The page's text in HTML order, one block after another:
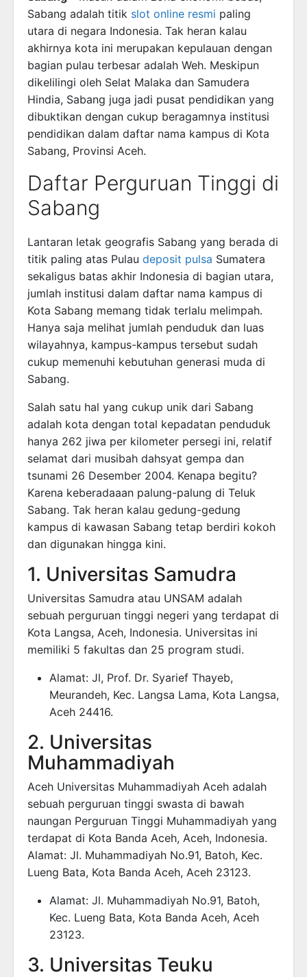
Sabang adalah titik slot online resmi paling
utara di negara Indonesia. Tak heran kalau
akhirnya kota ini merupakan kepulauan dengan
bagian pulau terbesar adalah Weh. Meskipun
dikelilingi oleh Selat Malaka dan Samudera
Hindia, Sabang juga jadi pusat pendidikan yang
dibuktikan dengan cukup beragamnya institusi
pendidikan dalam daftar nama kampus di Kota
Sabang, Provinsi Aceh.
Daftar Perguruan Tinggi di
Sabang
Lantaran letak geografis Sabang yang berada di
titik paling atas Pulau deposit pulsa Sumatera
sekaligus batas akhir Indonesia di bagian utara,
jumlah institusi dalam daftar nama kampus di
Kota Sabang memang tidak terlalu melimpah.
Hanya saja melihat jumlah penduduk dan luas
wilayahnya, kampus-kampus tersebut sudah
cukup memenuhi kebutuhan generasi muda di
Sabang.
Salah satu hal yang cukup unik dari Sabang
adalah kota dengan total kepadatan penduduk
hanya 262 jiwa per kilometer persegi ini, relatif
selamat dari musibah dahsyat gempa dan
tsunami 26 Desember 2004. Kenapa begitu?
Karena keberadaaan palung-palung di Teluk
Sabang. Tak heran kalau gedung-gedung
kampus di kawasan Sabang tetap berdiri kokoh
dan digunakan hingga kini.
1. Universitas Samudra
Universitas Samudra atau UNSAM adalah
sebuah perguruan tinggi negeri yang terdapat di
Kota Langsa, Aceh, Indonesia. Universitas ini
memiliki 5 fakultas dan 25 program studi.
Alamat: Jl, Prof. Dr. Syarief Thayeb,
Meurandeh, Kec. Langsa Lama, Kota Langsa,
Aceh 24416.
2. Universitas
Muhammadiyah
Aceh Universitas Muhammadiyah Aceh adalah
sebuah perguruan tinggi swasta di bawah
naungan Perguruan Tinggi Muhammadiyah yang
terdapat di Kota Banda Aceh, Aceh, Indonesia.
Alamat: Jl. Muhammadiyah No.91, Batoh, Kec.
Lueng Bata, Kota Banda Aceh, Aceh 23123.
Alamat: Jl. Muhammadiyah No.91, Batoh,
Kec. Lueng Bata, Kota Banda Aceh, Aceh
23123.
3. Universitas Teuku